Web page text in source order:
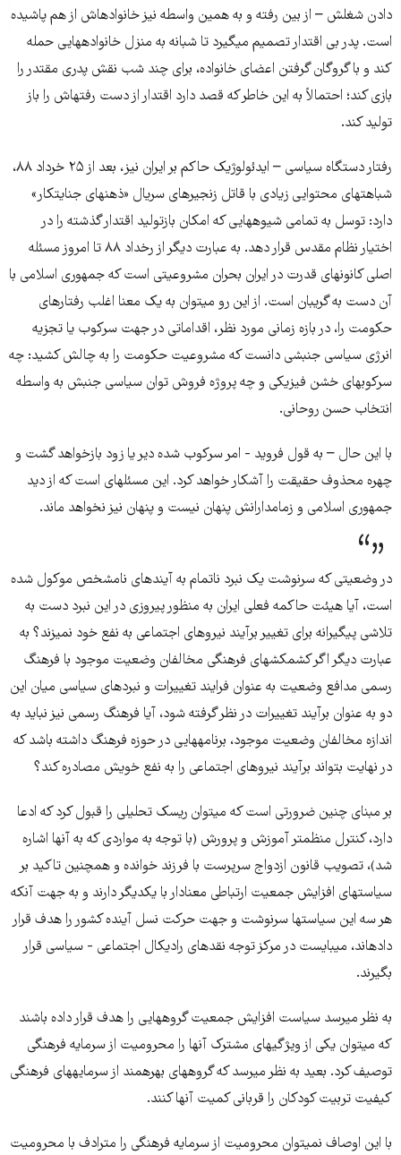
دادن شغلش – از بین رفته و به همین واسطه نیز خانواده­اش از هم پاشیده
است. پدر بی اقتدار تصمیم می­گیرد تا شبانه به منزل خانواده­هایی حمله
کند و با گروگان گرفتن اعضای خانواده، برای چند شب نقش پدری مقتدر را
بازی کند؛ احتمالاً به این خاطر که قصد دارد اقتدار از دست رفته­اش را باز
تولید کند.
رفتار دستگاه سیاسی – ایدئولوژیک حاکم بر ایران نیز، بعد از ۲۵ خرداد ۸۸،
شباهت­های محتوایی زیادی با قاتل زنجیره­ای سریال «ذهن­های جنایتکار»
دارد: توسل به تمامی شیوه­هایی که امکان بازتولید اقتدار گذشته را در
اختیار نظام مقدس قرار دهد. به عبارت دیگر از رخداد ۸۸ تا امروز مسئله
اصلی کانون­های قدرت در ایران بحران مشروعیتی است که جمهوری اسلامی با
آن دست به گریبان است. از این رو می­توان به یک معنا اغلب رفتارهای
حکومت را، در بازه زمانی مورد نظر، اقداماتی در جهت سرکوب یا تجزیه
انرژی سیاسی جنبشی دانست که مشروعیت حکومت را به چالش کشید: چه
سرکوب­های خشن فیزیکی و چه پروژه فروش توان سیاسی جنبش به واسطه
انتخاب حسن روحانی.
با این حال – به قول فروید - امر سرکوب شده دیر یا زود بازخواهد گشت و
چهره محذوف حقیقت را آشکار خواهد کرد. این مسئله­ای است که از دید
جمهوری اسلامی و زمامدارانش پنهان نیست و پنهان نیز نخواهد ماند.
در وضعیتی که سرنوشت یک نبرد ناتمام به آینده­ای نامشخص موکول شده
است، آیا هیئت حاکمه فعلی ایران به منظور پیروزی در این نبرد دست به
تلاشی پیگیرانه برای تغییر برآیند نیروهای اجتماعی به نفع خود نمی­زند؟ به
عبارت دیگر اگر کشمکش­های فرهنگی مخالفان وضعیت موجود با فرهنگ
رسمی مدافع وضعیت به عنوان فرایند تغییرات و نبردهای سیاسی میان این
دو به عنوان برآیند تغییرات در نظر گرفته شود، آیا فرهنگ رسمی نیز نباید به
اندازه مخالفان وضعیت موجود، برنامه­هایی در حوزه فرهنگ داشته باشد که
در نهایت بتواند برآیند نیروهای اجتماعی را به نفع خویش مصادره کند؟
بر مبنای چنین ضرورتی است که می­توان ریسک تحلیلی را قبول کرد که ادعا
دارد، کنترل منظم­تر آموزش و پرورش (با توجه به مواردی که به آنها اشاره
شد)، تصویب قانون ازدواج سرپرست با فرزند خوانده و همچنین تاکید بر
سیاست­های افزایش جمعیت ارتباطی معنادار با یکدیگر دارند و به جهت آنکه
هر سه این سیاست­ها سرنوشت و جهت حرکت نسل آینده کشور را هدف قرار
داده­اند، می­بایست در مرکز توجه نقدهای رادیکال اجتماعی - سیاسی قرار
بگیرند.
به نظر می­رسد سیاست افزایش جمعیت گروه­هایی را هدف قرار داده باشند
که می­توان یکی از ویژگی­های­ مشترک آنها را محرومیت از سرمایه فرهنگی
توصیف کرد. بعید به نظر می­رسد که گروه­های بهره­مند از سرمایه­های فرهنگی
کیفیت تربیت کودکان را قربانی کمیت آنها ­کنند.
با این اوصاف نمی­توان محرومیت از سرمایه فرهنگی را مترادف با محرومیت